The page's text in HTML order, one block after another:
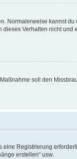
Normalerweise kannst
Verhalten nicht und
soll den
eine Registrierung
erstellen“ usw.